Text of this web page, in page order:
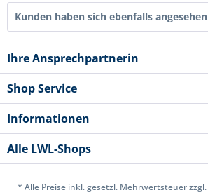
Kunden haben sich ebenfalls angesehen
Ihre Ansprechpartnerin
Shop Service
Informationen
Alle LWL-Shops
* Alle Preise inkl. gesetzl. Mehrwertsteuer zzgl.